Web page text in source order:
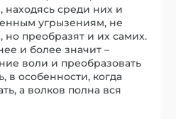
находясь среди них и
угрызениям, не
но преобразят и их самих.
и более значит –
воли и преобразовать
в особенности, когда
а волков полна вся